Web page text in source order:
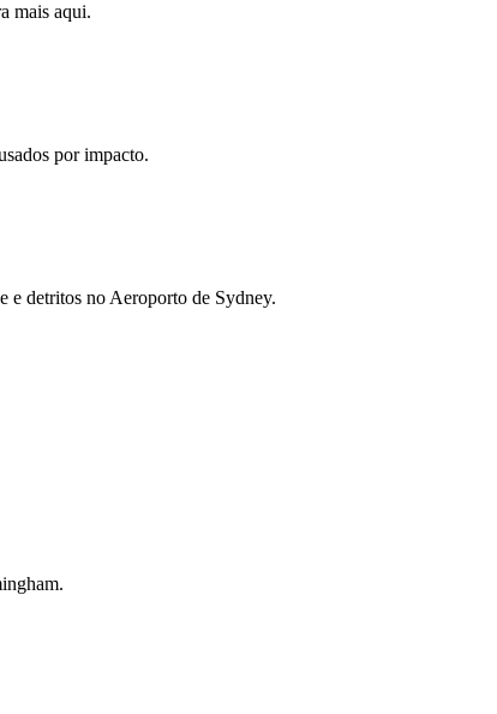
mais aqui.
por impacto.
e detritos no Aeroporto de Sydney.